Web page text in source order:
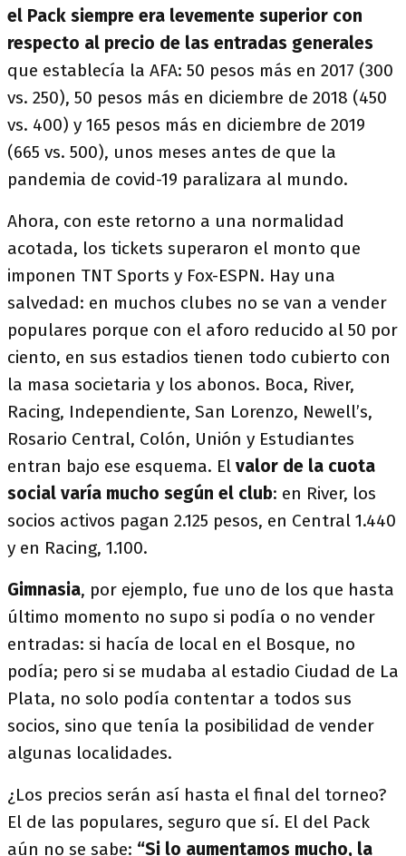
el Pack siempre era levemente superior con
respecto al precio de las entradas generales
que establecía la AFA: 50 pesos más en 2017 (300
vs. 250), 50 pesos más en diciembre de 2018 (450
vs. 400) y 165 pesos más en diciembre de 2019
(665 vs. 500), unos meses antes de que la
pandemia de covid-19 paralizara al mundo.
Ahora, con este retorno a una normalidad
acotada, los tickets superaron el monto que
imponen TNT Sports y Fox-ESPN. Hay una
salvedad: en muchos clubes no se van a vender
populares porque con el aforo reducido al 50 por
ciento, en sus estadios tienen todo cubierto con
la masa societaria y los abonos. Boca, River,
Racing, Independiente, San Lorenzo, Newell’s,
Rosario Central, Colón, Unión y Estudiantes
entran bajo ese esquema. El valor de la cuota
social varía mucho según el club: en River, los
socios activos pagan 2.125 pesos, en Central 1.440
y en Racing, 1.100.
Gimnasia, por ejemplo, fue uno de los que hasta
último momento no supo si podía o no vender
entradas: si hacía de local en el Bosque, no
podía; pero si se mudaba al estadio Ciudad de La
Plata, no solo podía contentar a todos sus
socios, sino que tenía la posibilidad de vender
algunas localidades.
¿Los precios serán así hasta el final del torneo?
El de las populares, seguro que sí. El del Pack
aún no se sabe: “Si lo aumentamos mucho, la